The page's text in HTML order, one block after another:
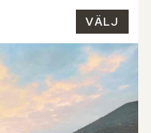
VÄLJ